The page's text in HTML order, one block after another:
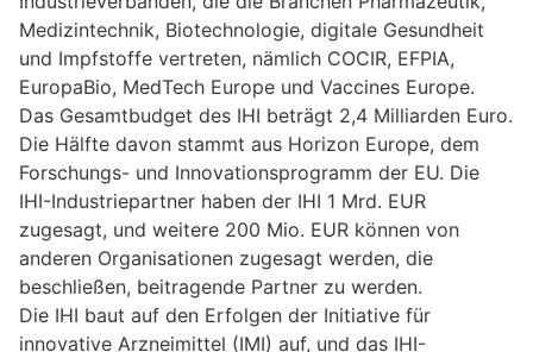
Medizintechnik, Biotechnologie, digitale Gesundheit
und Impfstoffe vertreten, nämlich COCIR, EFPIA,
EuropaBio, MedTech Europe und Vaccines Europe.
Das Gesamtbudget des IHI beträgt 2,4 Milliarden Euro.
Die Hälfte davon stammt aus Horizon Europe, dem
Forschungs- und Innovationsprogramm der EU. Die
IHI-Industriepartner haben der IHI 1 Mrd. EUR
zugesagt, und weitere 200 Mio. EUR können von
anderen Organisationen zugesagt werden, die
beschließen, beitragende Partner zu werden.
Die IHI baut auf den Erfolgen der Initiative für
innovative Arzneimittel (IMI) auf, und das IHI-